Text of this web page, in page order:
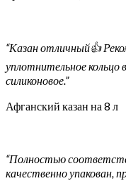
“Казан отличный👍
уплотнительное кольцо
силиконовое.”
Афганский казан на 8 л
“Полностью
качественно упакован,